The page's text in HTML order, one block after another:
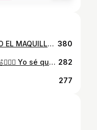
TODAVÍA TE SIGUES QUITANDO EL MAQUILLAJE DE ESTA MANERA? 😨😰👀 Hoy comparo dos formas de quitar el maquillaje: la antigua, con desmaquillante o agua micelar y algodón, vs. la nueva, con aceite limpiador. 🧴💧 ✔️ Método antiguo: Aunque efectivo, puede ser más abrasivo para la piel y dejar residuos. ✔️ Método nuevo: El aceite limpiador se desliza suavemente, elimina el maquillaje en profundidad y deja la piel hidratada, ¡sin necesidad de frotar! 🌿 ¿Cuál prefieres tú? Y cuál utilizas actualmente?🤔 #CuidadoDeLaPiel #Desmaquillaje #SkincareRoutine #TipsDeBelleza #ugccreator #ugc #ugccommunity #kbeautyaddict #kbeauty #kbeautyblogger 380
ESTO NO ES UN TUTORIAL 👀🫧🧖🏽‍♀️ Yo sé que no soy la única que hace esto, sacar un día para resetearse la vida, digo, LAVARSE EL CABELLO 💦🫧🧖🏽‍♀️ Tú cómo reseteas tu día? MÁNDASELO A ESA AMIGA QUE VIVE SIEMPRE ESTRESADA 🫩😵‍💫 #nostress #nostresszone #lifestyle #wash #washdayroutine #washyourhair #hairday #braids #braidinspo #braidsbraidsbraids #braidideas #washyourbraids #haircare #navy #navyhair 282
277